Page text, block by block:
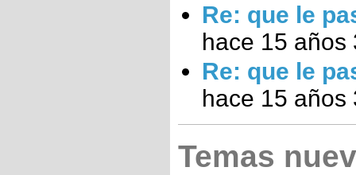
Re: que le
hace 15 años
Re: que le
hace 15 años
Temas